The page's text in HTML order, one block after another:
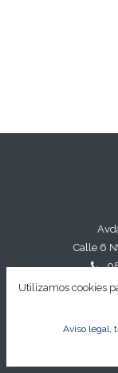
Calle 6
Utilizamos cookies
Aviso legal,